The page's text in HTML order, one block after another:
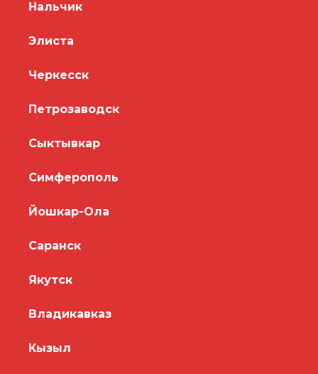
Нальчик
Элиста
Черкесск
Петрозаводск
Сыктывкар
Симферополь
Йошкар-Ола
Саранск
Якутск
Владикавказ
Кызыл